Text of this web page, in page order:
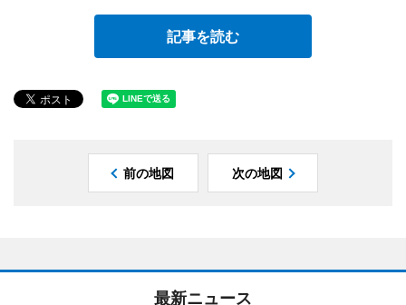
記事を読む
前の地図 次の地図
最新ニュース